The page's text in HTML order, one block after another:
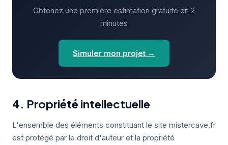
Obtenez une première estimation gratuite en 2
minutes
Simuler mon projet →
4. Propriété intellectuelle
L'ensemble des éléments constituant le site mistercave.fr
est protégé par le droit d'auteur et la propriété